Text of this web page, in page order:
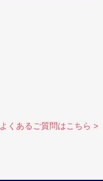
よくあるご質問はこちら >